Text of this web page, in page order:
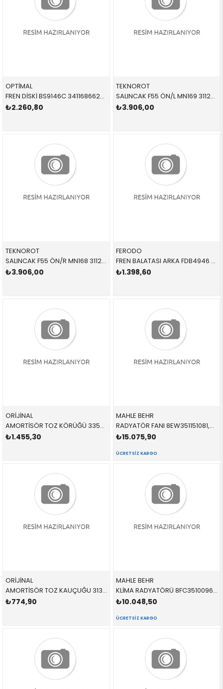
OPTİMAL
FREN DİSKİ BS9146C 34116866295 34116866295 F54,F55,F56,F57,F45 1.6,1.8,D ÖN 2015-
₺2.260,80
TEKNOROT
SALINCAK F55 ÖN/L MN169 31126879841 31126879841 MİNİ,F55,F56,F57 SOL 2015-
₺3.906,00
TEKNOROT
SALINCAK F55 ÖN/R MN168 31126879842 31126879842 MİNİ,F55,F56,F57 SAĞ 2015-
₺3.906,00
FERODO
FREN BALATASI ARKA FDB4946 34216871300 34216871300 MİNİ,F55,F56,F57 1.6,2.0,D,S 2015-
₺1.398,60
ORİJİNAL
AMORTİSÖR TOZ KÖRÜĞÜ 33536852452 33536852452 33536852452 F55,F56,F57 D,S,1.6 ARKA SAĞ-SOL 2015-
₺1.455,30
MAHLE BEHR
RADYATÖR FANI 8EW351151081,CFF403000P 17427617609 17427617609 F55,F56,F54,F57 B36,B37,B38,B48 2015-
₺15.075,90
ÜCRETSIZ KARGO
ORİJİNAL
AMORTİSÖR TOZ KAUÇUĞU 31336860789 31336860789 31336860789 F55,F56,F57 1.4,1.6,S ÖN SAĞ-SOL 2015-
₺774,90
MAHLE BEHR
KLİMA RADYATÖRÜ 8FC351009691,AC892000P 64509271204 64509271204 F54,F55,F56,F57 B36,B36,B47,B48,B37,B38 2015-
₺10.048,50
ÜCRETSIZ KARGO